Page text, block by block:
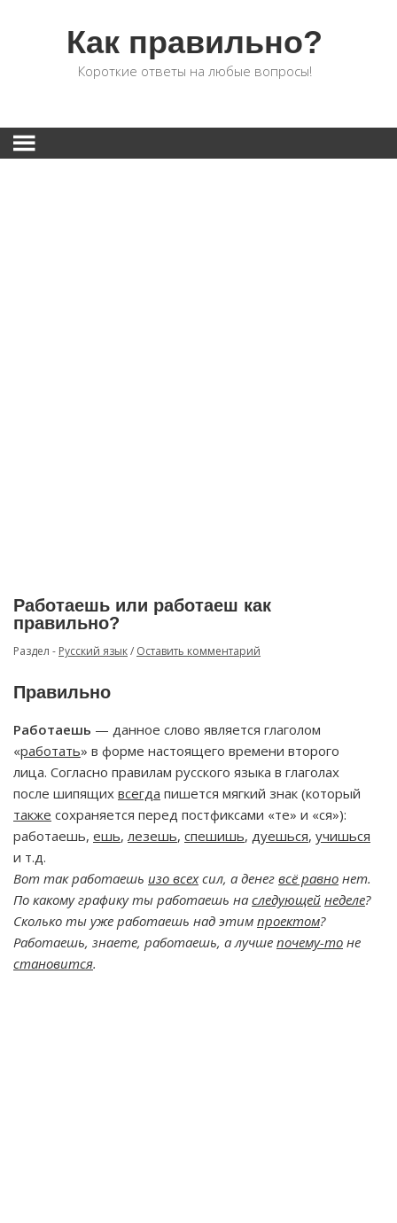
Как правильно?
Короткие ответы на любые вопросы!
Работаешь или работаеш как
правильно?
Раздел - Русский язык/ Оставить комментарий
Правильно
Работаешь — данное слово является глаголом
«работать» в форме настоящего времени второго
лица. Согласно правилам русского языка в глаголах
после шипящих всегда пишется мягкий знак (который
также сохраняется перед постфиксами «те» и «ся»):
работаешь, ешь,лезешь, спешишь, дуешься, учишься
и т.д.
Вот так работаешь изо всехсил, а денег всё равно нет.
По какому графику ты работаешь на следующей неделе?
Сколько ты уже работаешь над этим проектом?
Работаешь, знаете, работаешь, а лучше почему-то не
становится.